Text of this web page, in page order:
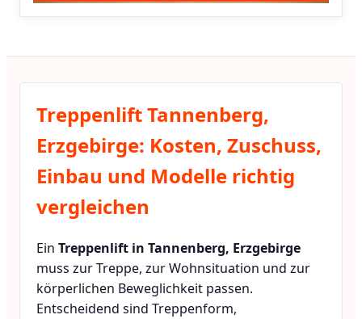
Treppenlift Tannenberg,
Erzgebirge: Kosten, Zuschuss,
Einbau und Modelle richtig
vergleichen
Ein Treppenlift in Tannenberg, Erzgebirge
muss zur Treppe, zur Wohnsituation und zur
körperlichen Beweglichkeit passen.
Entscheidend sind Treppenform,